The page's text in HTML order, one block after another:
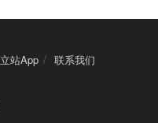
站App 联系我们